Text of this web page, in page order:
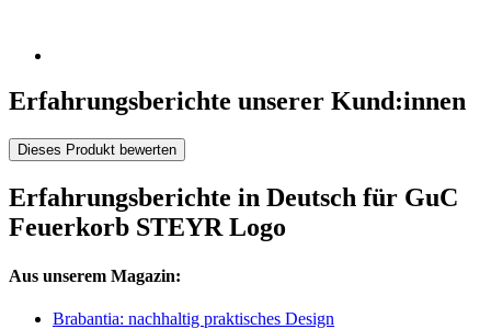
Erfahrungsberichte unserer Kund:innen
Dieses Produkt bewerten
Erfahrungsberichte in Deutsch für GuC
Feuerkorb STEYR Logo
Aus unserem Magazin:
Brabantia: nachhaltig praktisches Design